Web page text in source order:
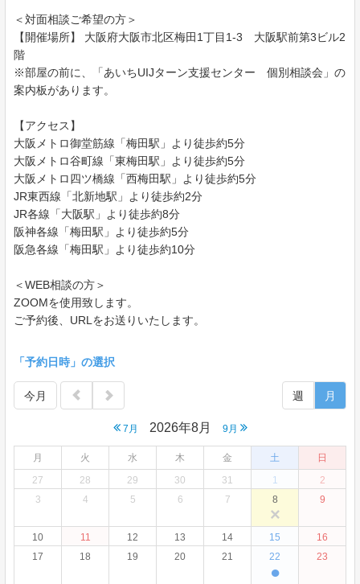
＜対面相談ご希望の方＞
【開催場所】 大阪府大阪市北区梅田1丁目1-3 大阪駅前第3ビル2
階
※部屋の前に、「あいちUIJターン支援センター 個別相談会」の
案内板があります。
【アクセス】
大阪メトロ御堂筋線「梅田駅」より徒歩約5分
大阪メトロ谷町線「東梅田駅」より徒歩約5分
大阪メトロ四ツ橋線「西梅田駅」より徒歩約5分
JR東西線「北新地駅」より徒歩約2分
JR各線「大阪駅」より徒歩約8分
阪神各線「梅田駅」より徒歩約5分
阪急各線「梅田駅」より徒歩約10分
＜WEB相談の方＞
ZOOMを使用致します。
ご予約後、URLをお送りいたします。
「予約日時」の選択
今月
7月 2026年8月 9月
週 月
月 火 水 木 金 土
日
27
28 29 30 31 1
2
3
4 5 6 7 8
×
9
10 11 12 13 14 15
16
17
18 19 20 21 22
●
23